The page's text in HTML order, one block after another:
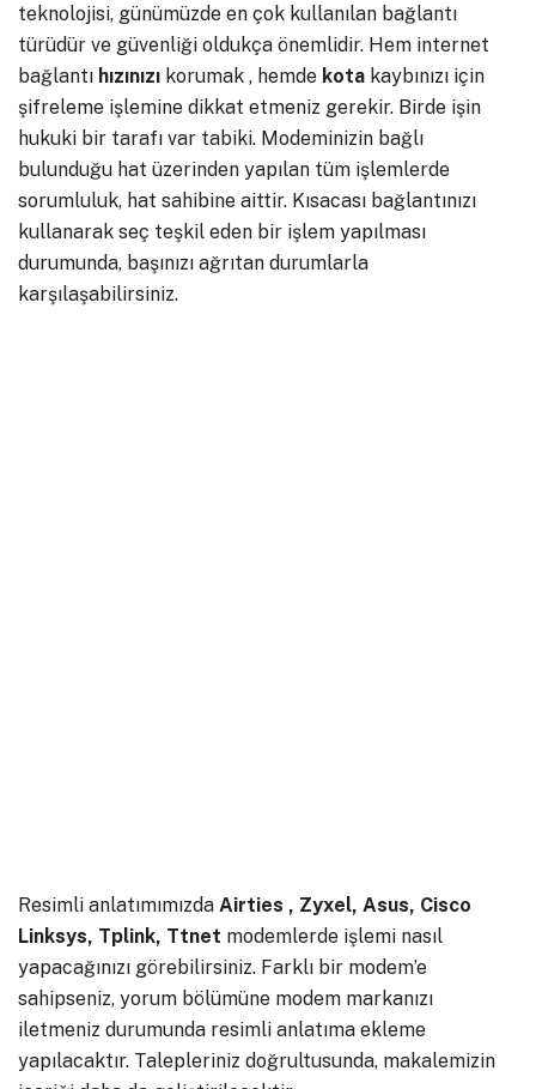
teknolojisi, günümüzde en çok kullanılan bağlantı
türüdür ve güvenliği oldukça önemlidir. Hem internet
bağlantı hızınızı korumak , hemde kota kaybınızı için
şifreleme işlemine dikkat etmeniz gerekir. Birde işin
hukuki bir tarafı var tabiki. Modeminizin bağlı
bulunduğu hat üzerinden yapılan tüm işlemlerde
sorumluluk, hat sahibine aittir. Kısacası bağlantınızı
kullanarak seç teşkil eden bir işlem yapılması
durumunda, başınızı ağrıtan durumlarla
karşılaşabilirsiniz.
Resimli anlatımımızda Airties , Zyxel, Asus, Cisco
Linksys, Tplink, Ttnet modemlerde işlemi nasıl
yapacağınızı görebilirsiniz. Farklı bir modem’e
sahipseniz, yorum bölümüne modem markanızı
iletmeniz durumunda resimli anlatıma ekleme
yapılacaktır. Talepleriniz doğrultusunda, makalemizin